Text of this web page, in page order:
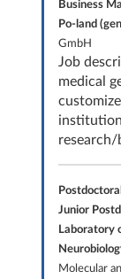
Business
Po-land
GmbH
Job
medical
Junior
Laboratory
Molecular